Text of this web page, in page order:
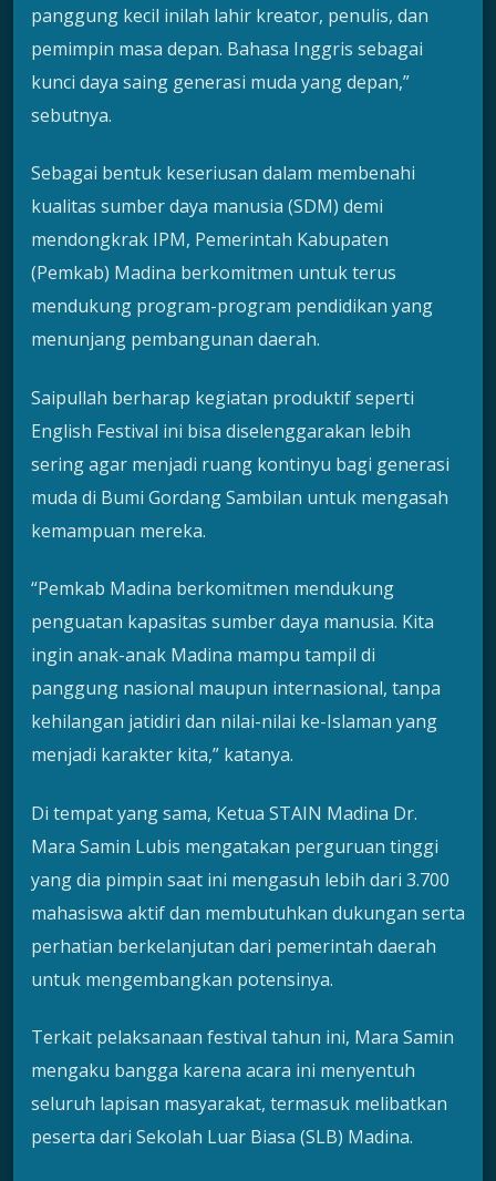
panggung kecil inilah lahir kreator, penulis, dan
pemimpin masa depan. Bahasa Inggris sebagai
kunci daya saing generasi muda yang depan,”
sebutnya.
Sebagai bentuk keseriusan dalam membenahi
kualitas sumber daya manusia (SDM) demi
mendongkrak IPM, Pemerintah Kabupaten
(Pemkab) Madina berkomitmen untuk terus
mendukung program-program pendidikan yang
menunjang pembangunan daerah.
Saipullah berharap kegiatan produktif seperti
English Festival ini bisa diselenggarakan lebih
sering agar menjadi ruang kontinyu bagi generasi
muda di Bumi Gordang Sambilan untuk mengasah
kemampuan mereka.
“Pemkab Madina berkomitmen mendukung
penguatan kapasitas sumber daya manusia. Kita
ingin anak-anak Madina mampu tampil di
panggung nasional maupun internasional, tanpa
kehilangan jatidiri dan nilai-nilai ke-Islaman yang
menjadi karakter kita,” katanya.
Di tempat yang sama, Ketua STAIN Madina Dr.
Mara Samin Lubis mengatakan perguruan tinggi
yang dia pimpin saat ini mengasuh lebih dari 3.700
mahasiswa aktif dan membutuhkan dukungan serta
perhatian berkelanjutan dari pemerintah daerah
untuk mengembangkan potensinya.
Terkait pelaksanaan festival tahun ini, Mara Samin
mengaku bangga karena acara ini menyentuh
seluruh lapisan masyarakat, termasuk melibatkan
peserta dari Sekolah Luar Biasa (SLB) Madina.